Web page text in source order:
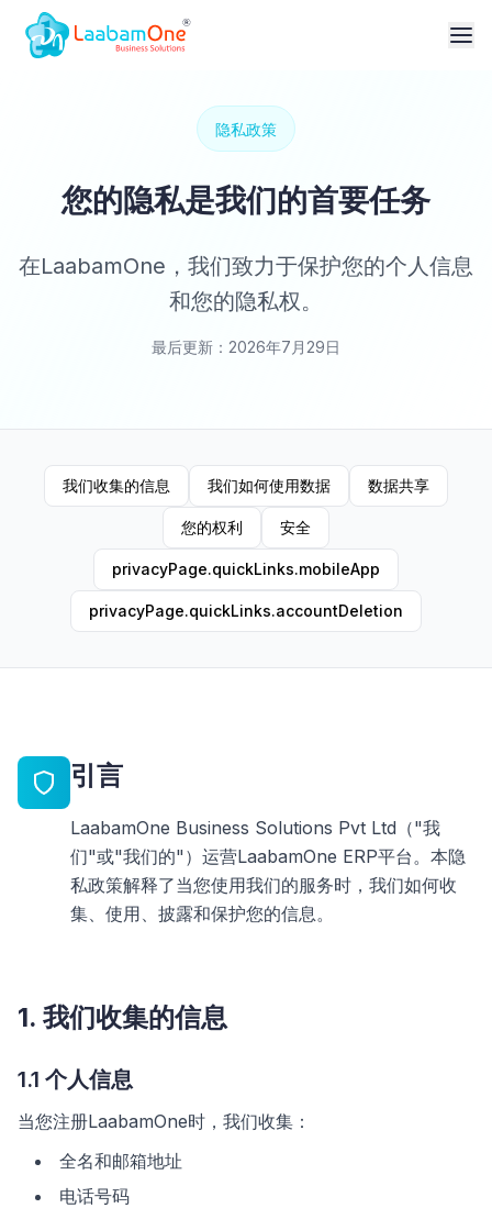
隐私政策
您的隐私是我们的首要任务
在LaabamOne，我们致力于保护您的个人信息
和您的隐私权。
最后更新：2026年7月29日
我们收集的信息 我们如何使用数据 数据共享
您的权利 安全
privacyPage.quickLinks.mobileApp
privacyPage.quickLinks.accountDeletion
引言
LaabamOne Business Solutions Pvt Ltd（"我
们"或"我们的"）运营LaabamOne ERP平台。本隐
私政策解释了当您使用我们的服务时，我们如何收
集、使用、披露和保护您的信息。
1. 我们收集的信息
1.1 个人信息
当您注册LaabamOne时，我们收集：
全名和邮箱地址
电话号码